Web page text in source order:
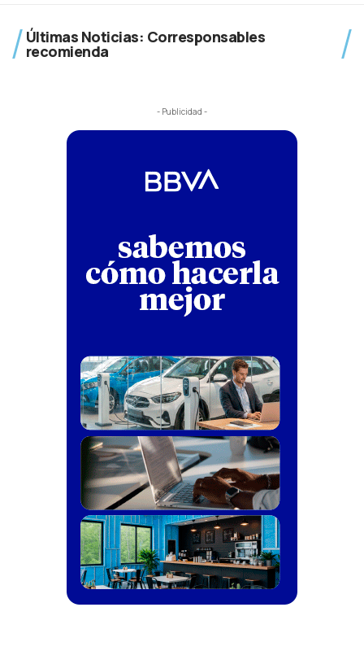
Últimas Noticias: Corresponsables
recomienda
- Publicidad -